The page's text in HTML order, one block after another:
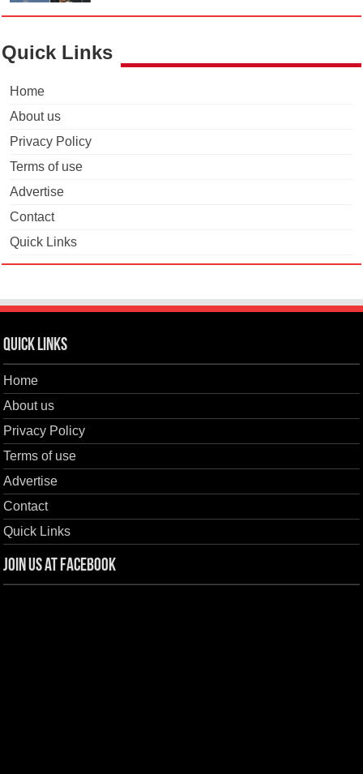
Quick Links
Home
About us
Privacy Policy
Terms of use
Advertise
Contact
Quick Links
Quick Links
Home
About us
Privacy Policy
Terms of use
Advertise
Contact
Quick Links
Join us at Facebook